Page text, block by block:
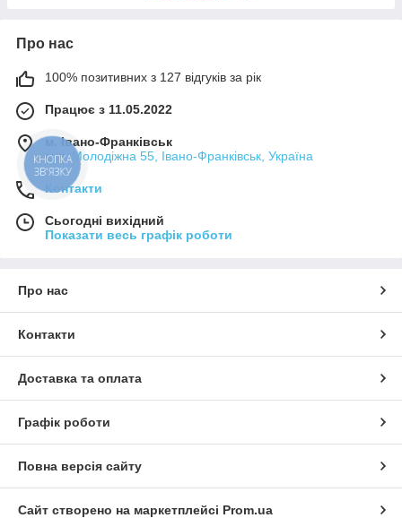
Про нас
100% позитивних з 127 відгуків за рік
Працює з 11.05.2022
м. Івано-Франківськ
вул. Молодіжна 55, Івано-Франківськ, Україна
Контакти
Сьогодні вихідний
Показати весь графік роботи
Про нас
Контакти
Доставка та оплата
Графік роботи
Повна версія сайту
Сайт створено на маркетплейсі Prom.ua
КНОПКА
ЗВ'ЯЗКУ